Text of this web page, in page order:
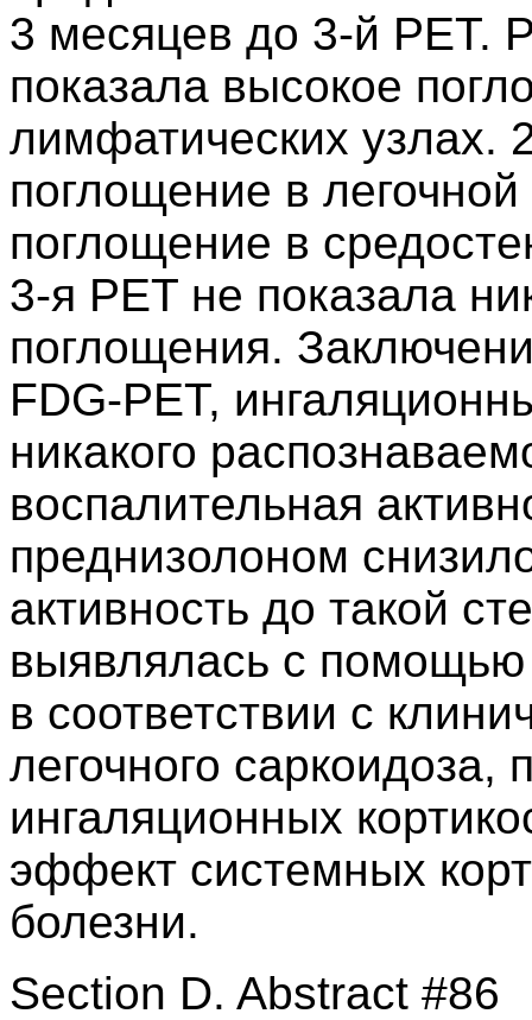
3 месяцев до 3-й PET.
показала высокое
лимфатических узлах.
поглощение в
поглощение в
3-я PET не показала
поглощения.
FDG-PET,
никакого
воспалительная
преднизолоном
активность до такой
выявлялась с помощью
в соответствии с
легочного
ингаляционных
эффект системных
болезни.
Section D. Abstract #86